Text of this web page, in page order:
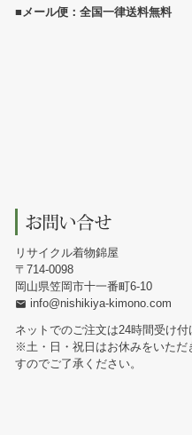
■メール便：全国一律送料無料
リサイクル着物錦屋
714-0098
岡山県笠岡市十一番町6-10
info@nishikiya-kimono.com
ネットでのご注文は24時間受け
※土・日・祝日はお休みをいただ
すのでご了承ください。